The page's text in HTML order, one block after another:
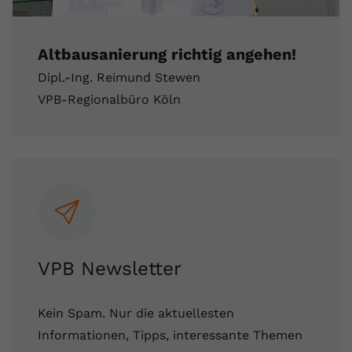
Altbausanierung richtig angehen!
Dipl.-Ing. Reimund Stewen
VPB-Regionalbüro Köln
VPB Newsletter
Kein Spam. Nur die aktuellesten
Informationen, Tipps, interessante Themen
Anbieter
Laufzeit 2 Jahre
Zweck
eingebettete YouTube-Videos und
Anbieter
YouTube setzt diesen Cookie, um die
speichern, der eingebettete YouTube-